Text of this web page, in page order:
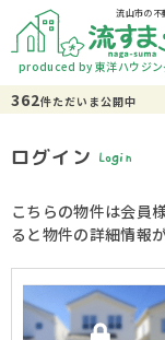
流山市の不
produced by 東洋ハウジン
362件ただいま公開中
ログイン Login
こちらの物件は会員
ると物件の詳細情報